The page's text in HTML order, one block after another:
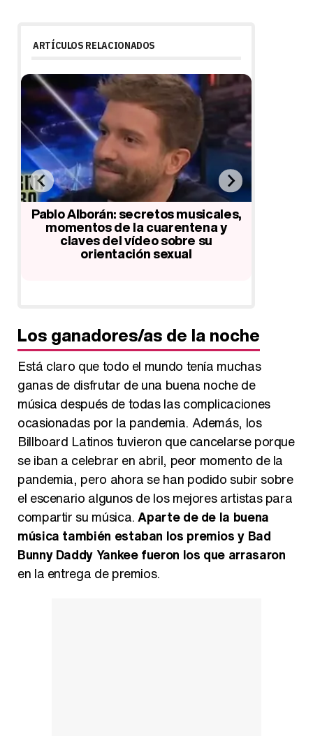
ARTÍCULOS RELACIONADOS
Pablo Alborán: secretos musicales,
momentos de la cuarentena y
claves del vídeo sobre su
orientación sexual
Los ganadores/as de la noche
Está claro que todo el mundo tenía muchas
ganas de disfrutar de una buena noche de
música después de todas las complicaciones
ocasionadas por la pandemia. Además, los
Billboard Latinos tuvieron que cancelarse porque
se iban a celebrar en abril, peor momento de la
pandemia, pero ahora se han podido subir sobre
el escenario algunos de los mejores artistas para
compartir su música.Aparte de de la buena
música también estaban los premios y Bad
Bunny Daddy Yankee fueron los que arrasaron
en la entrega de premios.